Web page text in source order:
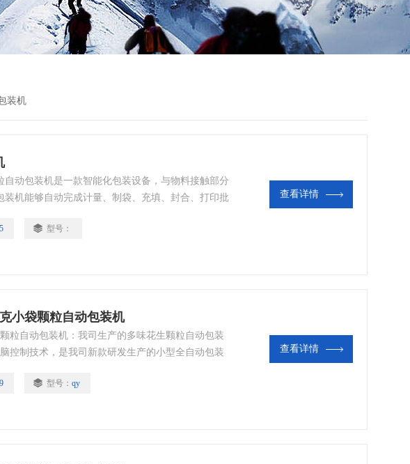
装机
自动包装机是一款智能化包装设备，与物料接触部分
装机能够自动完成计量、制袋、充填、封合、打印批
型号：
查看详情
小袋颗粒自动包装机
粒自动包装机：我司生产的多味花生颗粒自动包装
控制技术，是我司新款研发生产的小型全自动包装
型号： qy
查看详情